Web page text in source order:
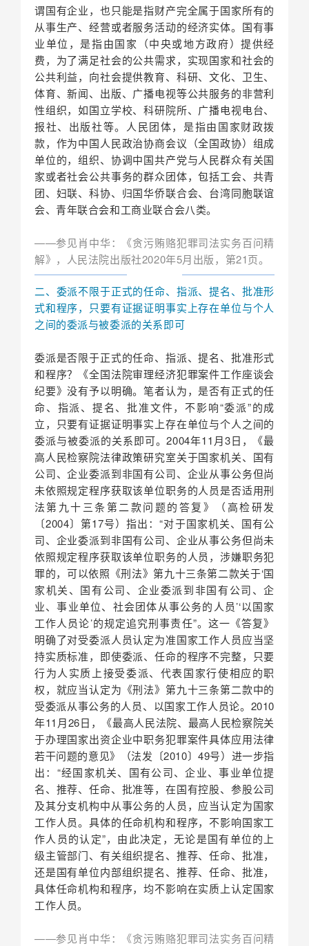
谓国有企业，也只能是指财产完全属于国家所有的
从事生产、经营或者服务活动的经济实体。国有事
业单位，是指由国家（中央或地方政府）提供经
费，为了满足社会的公共需求，实现国家和社会的
公共利益，向社会提供教育、科研、文化、卫生、
体育、新闻、出版、广播电视等公共服务的非营利
性组织，如国立学校、科研院所、广播电视电台、
报社、出版社等。人民团体，是指由国家财政拨
款，作为中国人民政治协商会议（全国政协）组成
单位的，组织、协调中国共产党与人民群众有关国
家或者社会公共事务的群众团体，包括工会、共青
团、妇联、科协、归国华侨联合会、 台湾同胞联谊
会、青年联合会和工商业联合会八类。
——参见肖中华：《贪污贿赂犯罪司法实务百问精
解》，人民法院出版社2020年5月出版，第21页。
二、委派不限于正式的任命、指派、提名、批准形
式和程序，只要有证据证明事实上存在单位与个人
之间的委派与被委派的关系即可
委派是否限于正式的任命、指派、提名、批准形式
和程序？《全国法院审理经济犯罪案件工作座谈会
纪要》没有予以明确。笔者认为，是否有正式的任
命、指派、提名、批准文件，不影响“委派”的成
立，只要有证据证明事实上存在单位与个人之间的
委派与被委派的关系即可。2004年11月3日，《最
高人民检察院法律政策研究室关于国家机关、国有
公司、企业委派到非国有公司、企业从事公务但尚
未依照规定程序获取该单位职务的人员是否适用刑
法第九十三条第二款问题的答复》（高检研发
〔2004〕第17号）指出：“对于国家机关、国有公
司、企业委派到非国有公司、企业从事公务但尚未
依照规定程序获取该单位职务的人员，涉嫌职务犯
罪的，可以依照《刑法》第九十三条第二款关于‘国
家机关、国有公司、企业委派到非国有公司、企
业、事业单位、社会团体从事公务的人员’‘以国家
工作人员论’的规定追究刑事责任”。这一《答复》
明确了对受委派人员认定为准国家工作人员应当坚
持实质标准，即使委派、任命的程序不完整，只要
行为人实质上接受委派、代表国家行使相应的职
权，就应当认定为《刑法》第九十三条第二款中的
受委派从事公务的人员、以国家工作人员论。2010
年11月26日，《最高人民法院、最高人民检察院关
于办理国家出资企业中职务犯罪案件具体应用法律
若干问题的意见》（法发〔2010〕49号）进一步指
出：“经国家机关、国有公司、企业、事业单位提
名、推荐、任命、批准等，在国有控股、参股公司
及其分支机构中从事公务的人员，应当认定为国家
工作人员。具体的任命机构和程序，不影响国家工
作人员的认定”，由此决定，无论是国有单位的上
级主管部门、有关组织提名、推荐、任命、批准，
还是国有单位内部组织提名、推荐、任命、批准，
具体任命机构和程序，均不影响在实质上认定国家
工作人员。
——参见肖中华：《贪污贿赂犯罪司法实务百问精